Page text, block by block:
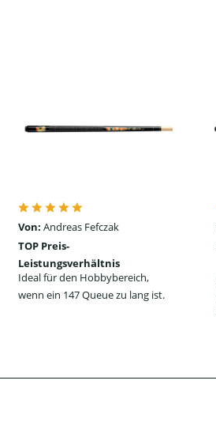
Von: Andreas Fefczak
TOP Preis-
Leistungsverhältnis
Ideal für den Hobbybereich,
wenn ein 147 Queue zu lang ist.